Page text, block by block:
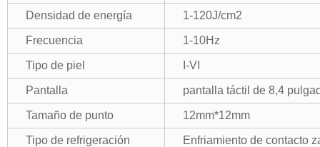
Densidad de energía 1-120J/cm2
Frecuencia 1-10Hz
Tipo de piel I-VI
Pantalla pantalla táctil de 8,4
Tamaño de punto 12mm*12mm
Tipo de refrigeración Enfriamiento de contacto